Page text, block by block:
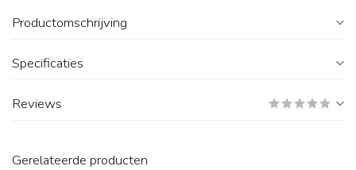
Productomschrijving
Specificaties
Reviews
Gerelateerde producten